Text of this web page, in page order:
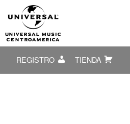
REGISTRO TIENDA